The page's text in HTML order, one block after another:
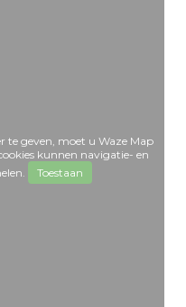
te geven, moet u Waze Map
kunnen navigatie- en
Toestaan